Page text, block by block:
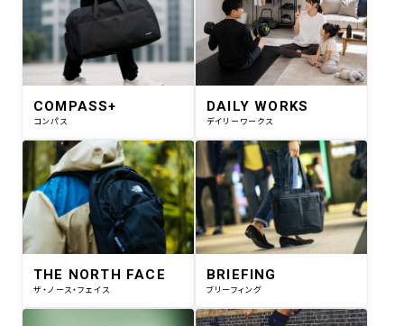
COMPASS+
コンパス
DAILY WORKS
デイリーワークス
THE NORTH FACE
ザ・ノース・フェイス
BRIEFING
ブリーフィング